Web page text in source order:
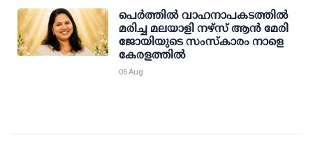
പെർത്തിൽ വാഹനാപകടത്തിൽ
മരിച്ച മലയാളി നഴ്സ് ആൻ മേരി
ജോയിയുടെ സംസ്കാരം നാളെ
കേരളത്തിൽ
06 Aug